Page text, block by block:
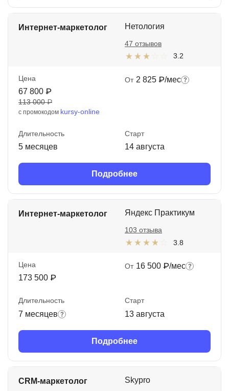
Интернет-маркетолог Нетология
3.2
47 отзывов
Цена
67 800 ₽
113 000 ₽
с промокодом kursy-online
От 2 825 ₽/мес
Длительность
5 месяцев
Старт
14 августа
Подробнее
Интернет-маркетолог Яндекс Практикум
3.8
103 отзыва
Цена
173 500 ₽
От 16 500 ₽/мес
Длительность
7 месяцев
Старт
13 августа
Подробнее
CRM-маркетолог Skypro